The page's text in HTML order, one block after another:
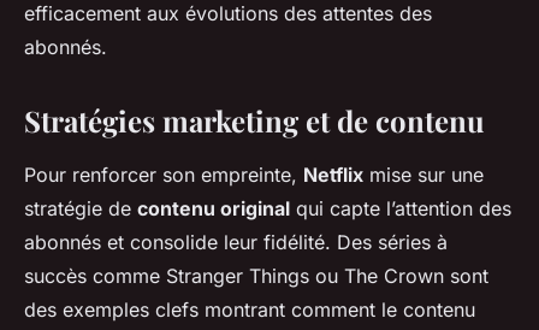
efficacement aux évolutions des attentes des
abonnés.
Stratégies marketing et de contenu
Pour renforcer son empreinte, Netflix mise sur une
stratégie de contenu original qui capte l’attention des
abonnés et consolide leur fidélité. Des séries à
succès comme Stranger Things ou The Crown sont
des exemples clefs montrant comment le contenu